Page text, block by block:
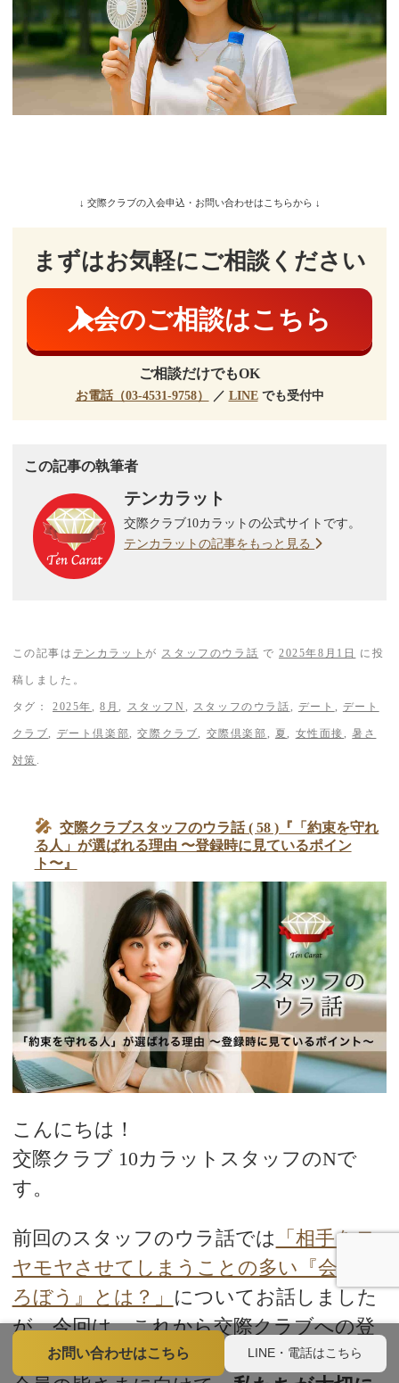
↓ 交際クラブの入会申込・お問い合わせはこちらから ↓
まずはお気軽にご相談ください
入会のご相談はこちら
ご相談だけでもOK
お電話（03-4531-9758） ／ LINEでも受付中
この記事の執筆者
テンカラット
交際クラブ10カラットの公式サイトです。
テンカラットの記事をもっと見る
この記事は テンカラットが スタッフのウラ話 で2025年8月1日 に投
稿しました。
タグ： 2025年,8月, スタッフN , スタッフのウラ話, デート , デート
クラブ, デート倶楽部,交際クラブ, 交際倶楽部, 夏, 女性面接,暑さ
対策 .
交際クラブスタッフのウラ話 ( 58 )『「約束を守れ
る人」が選ばれる理由 〜登録時に見ているポイン
ト〜』
こんにちは！
交際クラブ 10カラットスタッフのNで
す。
前回のスタッフのウラ話では
「相手をモ
ヤモヤさせてしまうことの多い『会話ど
ろぼう』とは？」 についてお話しました
が、今回は、これから交際クラブへの登
録を考えている方や、現在活動中の女性
お問い合わせはこちら LINE・電話はこちら